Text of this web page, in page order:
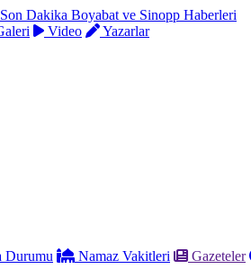
Video
Yazarlar
Durumu Namaz Vakitleri Gazeteler